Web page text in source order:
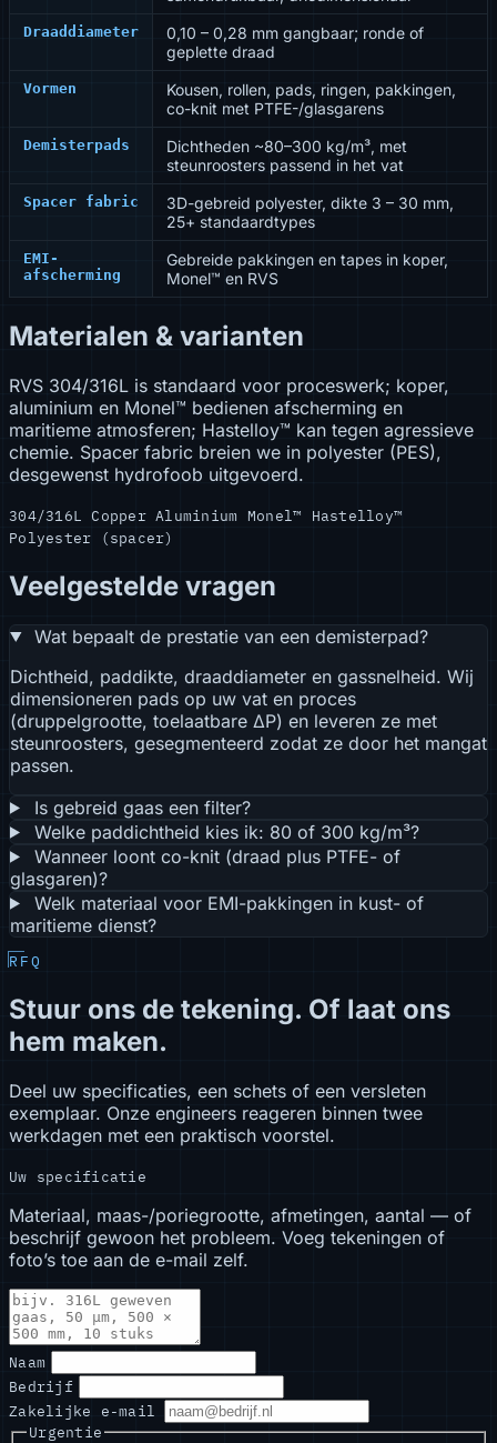
Draaddiameter
0,10 – 0,28 mm gangbaar; ronde of
geplette draad
Vormen
Kousen, rollen, pads, ringen, pakkingen,
co-knit met PTFE-/glasgarens
Demisterpads
Dichtheden ~80–300 kg/m³, met
steunroosters passend in het vat
Spacer fabric
3D-gebreid polyester, dikte 3 – 30 mm,
25+ standaardtypes
EMI-
afscherming
Gebreide pakkingen en tapes in koper,
Monel™ en RVS
Materialen & varianten
RVS 304/316L is standaard voor proceswerk; koper,
aluminium en Monel™ bedienen afscherming en
maritieme atmosferen; Hastelloy™ kan tegen agressieve
chemie. Spacer fabric breien we in polyester (PES),
desgewenst hydrofoob uitgevoerd.
304/316L CopperAluminium Monel™ Hastelloy™
Polyester (spacer)
Veelgestelde vragen
Wat bepaalt de prestatie van een demisterpad?
Dichtheid, paddikte, draaddiameter en gassnelheid. Wij
dimensioneren pads op uw vat en proces
(druppelgrootte, toelaatbare ΔP) en leveren ze met
steunroosters, gesegmenteerd zodat ze door het mangat
passen.
Is gebreid gaas een filter?
Welke paddichtheid kies ik: 80 of 300 kg/m³?
Wanneer loont co-knit (draad plus PTFE- of
glasgaren)?
Welk materiaal voor EMI-pakkingen in kust- of
maritieme dienst?
RFQ
Stuur ons de tekening. Of laat ons
hem maken.
Deel uw specificaties, een schets of een versleten
exemplaar. Onze engineers reageren binnen twee
werkdagen met een praktisch voorstel.
Uw specificatie
Materiaal, maas-/poriegrootte, afmetingen, aantal — of
beschrijf gewoon het probleem. Voeg tekeningen of
foto’s toe aan de e-mail zelf.
Naam
Bedrijf
Zakelijke e-mail
Urgentie